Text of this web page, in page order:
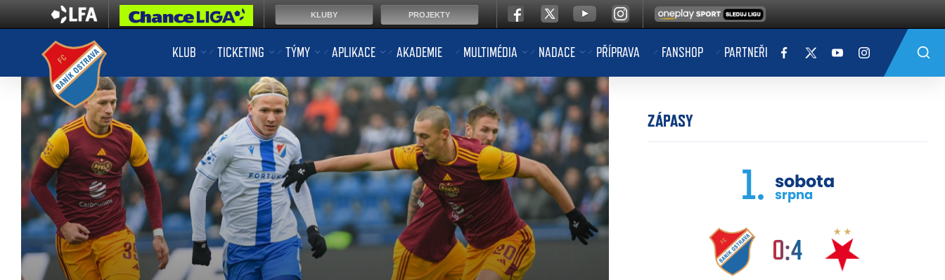
KLUB TICKETING TÝMY APLIKACE AKADEMIE MULTIMÉDIA NADACE PŘÍPRAVA FANSHOP PARTNEŘI
ZÁPASY
1. sobota
srpna
0:4
KLUBY PROJEKTY